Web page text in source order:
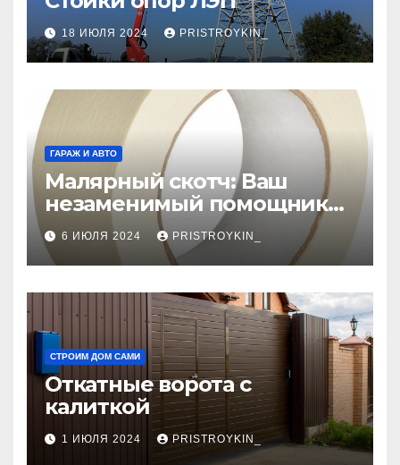
18 ИЮЛЯ 2024 PRISTROYKIN_
ГАРАЖ И АВТО
Малярный скотч: Ваш
незаменимый помощник
при ремонтных работах
6 ИЮЛЯ 2024 PRISTROYKIN_
СТРОИМ ДОМ САМИ
Откатные ворота с
калиткой
1 ИЮЛЯ 2024 PRISTROYKIN_